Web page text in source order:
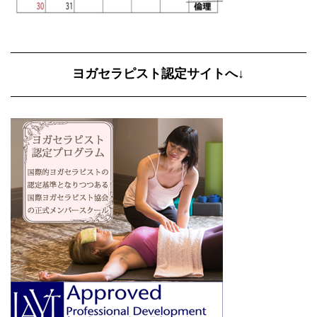
ヨガセラピスト認定サイトへ↓